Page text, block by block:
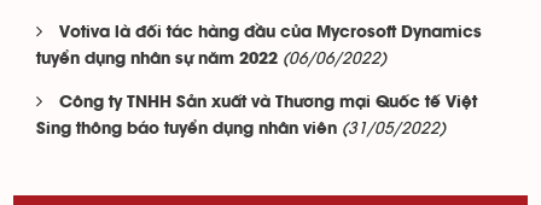
Votiva là đối tác hàng đầu của Mycrosoft Dynamics
tuyển dụng nhân sự năm 2022 (06/06/2022)
Công ty TNHH Sản xuất và Thương mại Quốc tế Việt
Sing thông báo tuyển dụng nhân viên (31/05/2022)